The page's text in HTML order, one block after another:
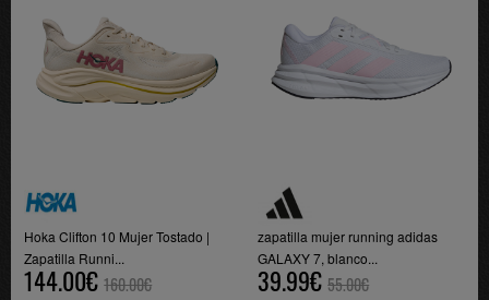
Hoka Clifton 10 Mujer Tostado |
Zapatilla Runni...
144.00€ 160.00€
zapatilla mujer running adidas
GALAXY 7, blanco...
39.99€ 55.00€